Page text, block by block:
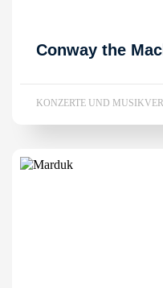
Conway the
KONZERTE UND